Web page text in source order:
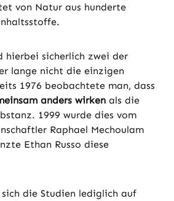
von Natur aus hunderte
hierbei sicherlich zwei der
lange nicht die einzigen
1976 beobachtete man, dass
anders wirken als die
1999 wurde dies vom
Raphael Mechoulam
Ethan Russo diese
die Studien lediglich auf